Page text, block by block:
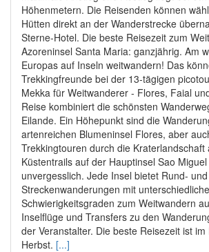
Höhenmetern. Die Reisenden können
Hütten direkt an der Wanderstrecke
Sterne-Hotel. Die beste Reisezeit zum
Azoreninsel Santa Maria: ganzjährig. Am
Europas auf Inseln weitwandern! Das
Trekkingfreunde bei der 13-tägigen
Mekka für Weitwanderer - Flores, Faial
Reise kombiniert die schönsten
Eilande. Ein Höhepunkt sind die
artenreichen Blumeninsel Flores, aber
Trekkingtouren durch die
Küstentrails auf der Hauptinsel Sao Miguel
unvergesslich. Jede Insel bietet Rund- und
Streckenwanderungen mit
Schwierigkeitsgraden zum Weitwandern
Inselflüge und Transfers zu den
der Veranstalter. Die beste Reisezeit ist
Herbst. [...]